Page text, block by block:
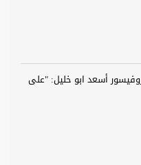
أسعد ابو خليل: "على